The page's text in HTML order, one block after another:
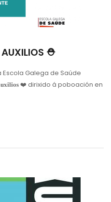
AUXILIOS ⛑
Escola Galega de Saúde
❤️ dirixido á poboación en